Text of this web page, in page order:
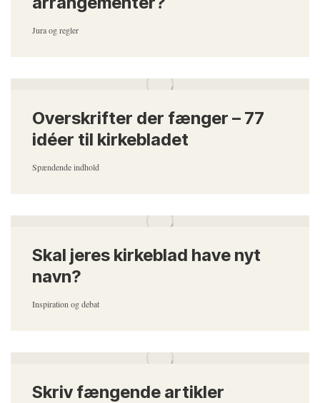
Jura og regler
Overskrifter der fænger – 77
idéer til kirkebladet
Spændende indhold
Skal jeres kirkeblad have nyt
navn?
Inspiration og debat
Skriv fængende artikler